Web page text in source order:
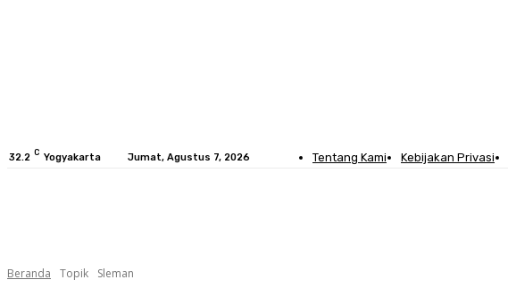
32.2 C Yogyakarta Jumat, Agustus 7, 2026 Tentang Kami Kebijakan Privasi
Beranda Topik Sleman